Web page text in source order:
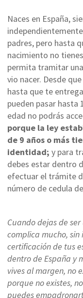
Naces en España,
padres, pero hasta
nacimiento no
permita tramitar
vio nacer. Desde
hasta que te
pueden pasar hasta
edad no podrás
porque la ley
de 9 años o más
identidad; y para
debes estar dentro
efectuar el trámite
número de cedula
Cuando dejas de
complica mucho,
certificación de tus
dentro de España y
vives al margen, no
porque no existes,
puedes